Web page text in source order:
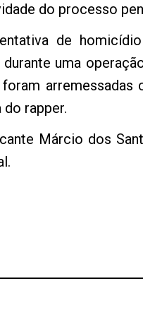
do processo
de
uma
do rapper.
Márcio dos